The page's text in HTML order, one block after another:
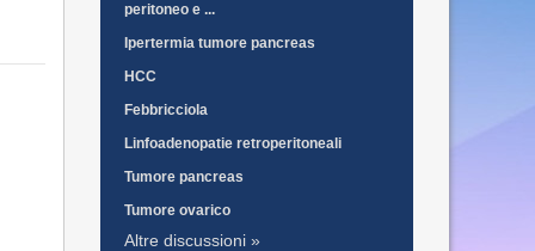
peritoneo e ...
Ipertermia tumore pancreas
HCC
Febbricciola
Linfoadenopatie retroperitoneali
Tumore pancreas
Tumore ovarico
Altre discussioni »